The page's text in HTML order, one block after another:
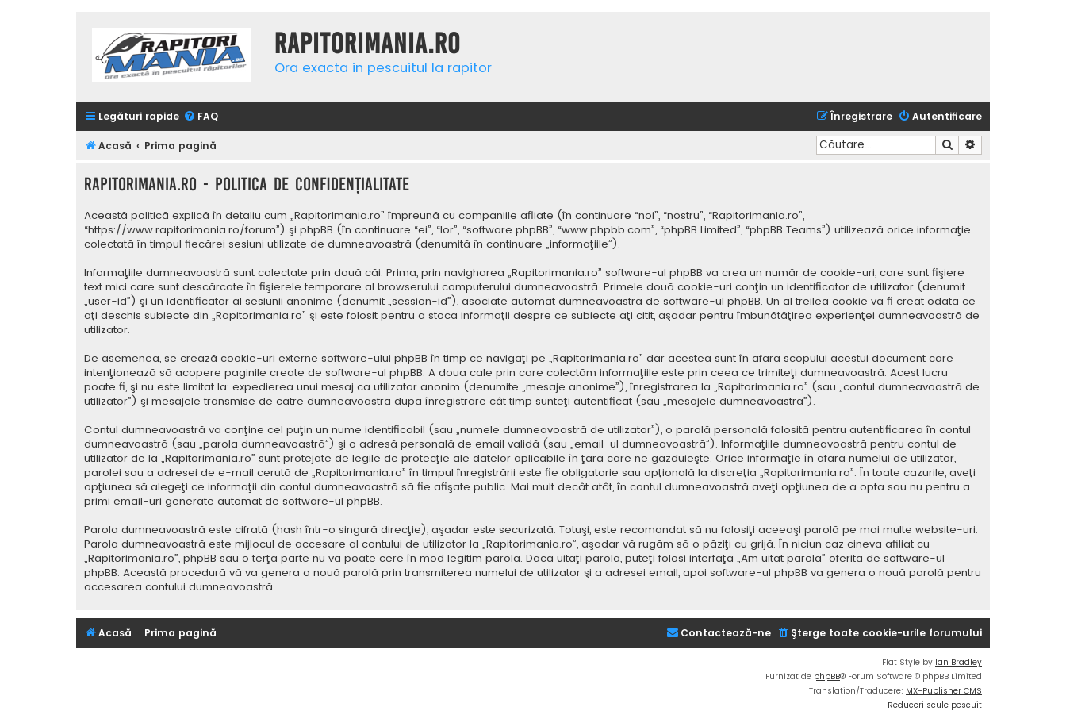
Rapitorimania.ro
Ora exacta in pescuitul la rapitor
Legături rapide FAQ Autentificare
Înregistrare
Acasă Prima pagină Căutare
Rapitorimania.ro - Politica de confidenţialitate
Această politică explică în detaliu cum „Rapitorimania.ro” împreună cu companiile afliate (în continuare “noi”, “nostru”, “Rapitorimania.ro”,
“https://www.rapitorimania.ro/forum”) şi phpBB (în continuare “ei”, “lor”, “software phpBB”, “www.phpbb.com”, “phpBB Limited”, “phpBB Teams”) utilizează orice informaţie
colectată în timpul fiecărei sesiuni utilizate de dumneavoastră (denumită în continuare „informaţiile”).
Informaţiile dumneavoastră sunt colectate prin două căi. Prima, prin navigharea „Rapitorimania.ro” software-ul phpBB va crea un număr de cookie-uri, care sunt fişiere
text mici care sunt descărcate în fişierele temporare al browserului computerului dumneavoastră. Primele două cookie-uri conţin un identificator de utilizator (denumit
„user-id”) şi un identificator al sesiunii anonime (denumit „session-id”), asociate automat dumneavoastră de software-ul phpBB. Un al treilea cookie va fi creat odată ce
aţi deschis subiecte din „Rapitorimania.ro” şi este folosit pentru a stoca informaţii despre ce subiecte aţi citit, aşadar pentru îmbunătăţirea experienţei dumneavoastră de
utilizator.
De asemenea, se crează cookie-uri externe software-ului phpBB în timp ce navigaţi pe „Rapitorimania.ro” dar acestea sunt în afara scopului acestui document care
intenţionează să acopere paginile create de software-ul phpBB. A doua cale prin care colectăm informaţiile este prin ceea ce trimiteţi dumneavoastră. Acest lucru
poate fi, şi nu este limitat la: expedierea unui mesaj ca utilizator anonim (denumite „mesaje anonime”), înregistrarea la „Rapitorimania.ro” (sau „contul dumneavoastră de
utilizator”) şi mesajele transmise de către dumneavoastră după înregistrare cât timp sunteţi autentificat (sau „mesajele dumneavoastră”).
Contul dumneavoastră va conţine cel puţin un nume identificabil (sau „numele dumneavoastră de utilizator”), o parolă personală folosită pentru autentificarea în contul
dumneavoastră (sau „parola dumneavoastră”) şi o adresă personală de email validă (sau „email-ul dumneavoastră”). Informaţiile dumneavoastră pentru contul de
utilizator de la „Rapitorimania.ro” sunt protejate de legile de protecţie ale datelor aplicabile în ţara care ne găzduieşte. Orice informaţie în afara numelui de utilizator,
parolei sau a adresei de e-mail cerută de „Rapitorimania.ro” în timpul înregistrării este fie obligatorie sau opţională la discreţia „Rapitorimania.ro”. În toate cazurile, aveţi
opţiunea să alegeţi ce informaţii din contul dumneavoastră să fie afişate public. Mai mult decât atât, în contul dumneavoastră aveţi opţiunea de a opta sau nu pentru a
primi email-uri generate automat de software-ul phpBB.
Parola dumneavoastră este cifrată (hash într-o singură direcţie), aşadar este securizată. Totuşi, este recomandat să nu folosiţi aceeaşi parolă pe mai multe website-uri.
Parola dumneavoastră este mijlocul de accesare al contului de utilizator la „Rapitorimania.ro”, aşadar vă rugăm să o păziţi cu grijă. În niciun caz cineva afiliat cu
„Rapitorimania.ro”, phpBB sau o terţă parte nu vă poate cere în mod legitim parola. Dacă uitaţi parola, puteţi folosi interfaţa „Am uitat parola” oferită de software-ul
phpBB. Această procedură vă va genera o nouă parolă prin transmiterea numelui de utilizator şi a adresei email, apoi software-ul phpBB va genera o nouă parolă pentru
accesarea contului dumneavoastră.
Acasă Prima pagină Şterge toate cookie-urile forumului
Contactează-ne
Flat Style by Ian Bradley
Furnizat de phpBB® Forum Software © phpBB Limited
Translation/Traducere: MX-Publisher CMS
Reduceri scule pescuit